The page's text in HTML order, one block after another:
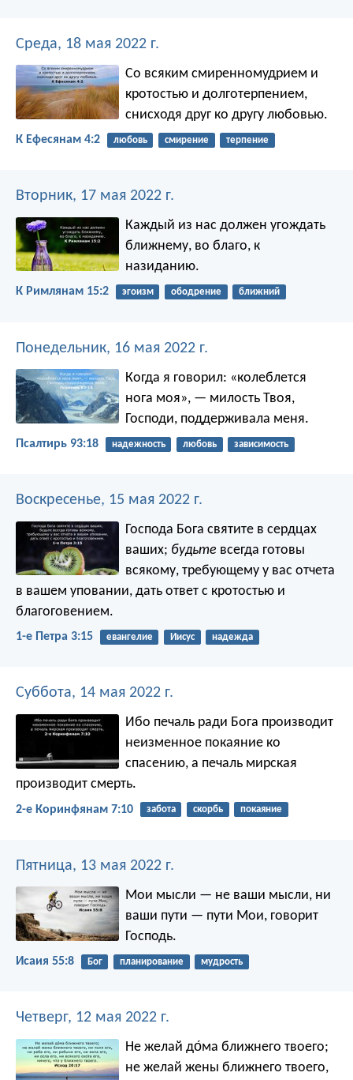
Среда, 18 мая 2022 г.
Со всяким смиренномудрием и
кротостью и долготерпением,
снисходя друг ко другу любовью.
К Ефесянам 4:2 любовь смирение терпение
Вторник, 17 мая 2022 г.
Каждый из нас должен угождать
ближнему, во благо, к
назиданию.
К Римлянам 15:2 эгоизм ободрение ближний
Понедельник, 16 мая 2022 г.
Когда я говорил: «колеблется
нога моя», — милость Твоя,
Господи, поддерживала меня.
Псалтирь 93:18 надежность любовь зависимость
Воскресенье, 15 мая 2022 г.
Господа Бога святите в сердцах
ваших; будьте всегда готовы
всякому, требующему у вас отчета
в вашем уповании, дать ответ с кротостью и
благоговением.
1-е Петра 3:15 евангелие Иисус надежда
Суббота, 14 мая 2022 г.
Ибо печаль ради Бога производит
неизменное покаяние ко
спасению, а печаль мирская
производит смерть.
2-е Коринфянам 7:10 забота скорбь покаяние
Пятница, 13 мая 2022 г.
Мои мысли — не ваши мысли, ни
ваши пути — пути Мои, говорит
Господь.
Исаия 55:8 Бог планирование мудрость
Четверг, 12 мая 2022 г.
Не желай до́ма ближнего твоего;
не желай жены ближнего твоего,